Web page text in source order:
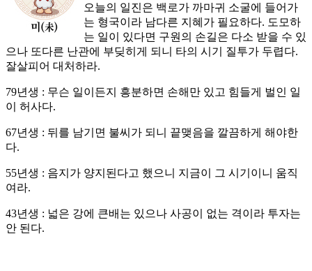
오늘의 일진은 백로가 까마귀 소굴에 들어가
는 형국이라 남다른 지혜가 필요하다. 도모하
는 일이 있다면 구원의 손길은 다소 받을 수 있
으나 또다른 난관에 부딪히게 되니 타의 시기 질투가 두렵다.
잘살피어 대처하라.
79년생 : 무슨 일이든지 흥분하면 손해만 있고 힘들게 벌인 일
이 허사다.
67년생 : 뒤를 남기면 불씨가 되니 끝맺음을 깔끔하게 해야한
다.
55년생 : 음지가 양지된다고 했으니 지금이 그 시기이니 움직
여라.
43년생 : 넓은 강에 큰배는 있으나 사공이 없는 격이라 투자는
안 된다.